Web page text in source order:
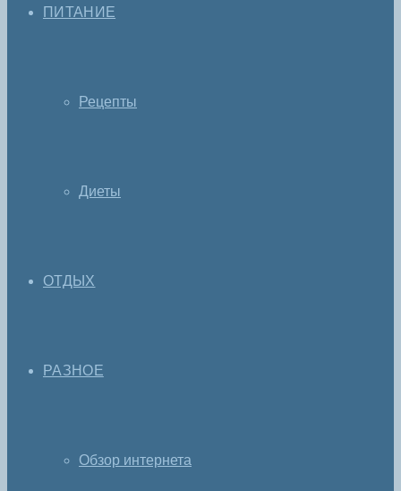
ПИТАНИЕ
Рецепты
Диеты
ОТДЫХ
РАЗНОЕ
Обзор интернета